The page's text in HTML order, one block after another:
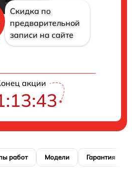
Скидка по
предварительной
записи на сайте
акции
работ Модели Гарантия